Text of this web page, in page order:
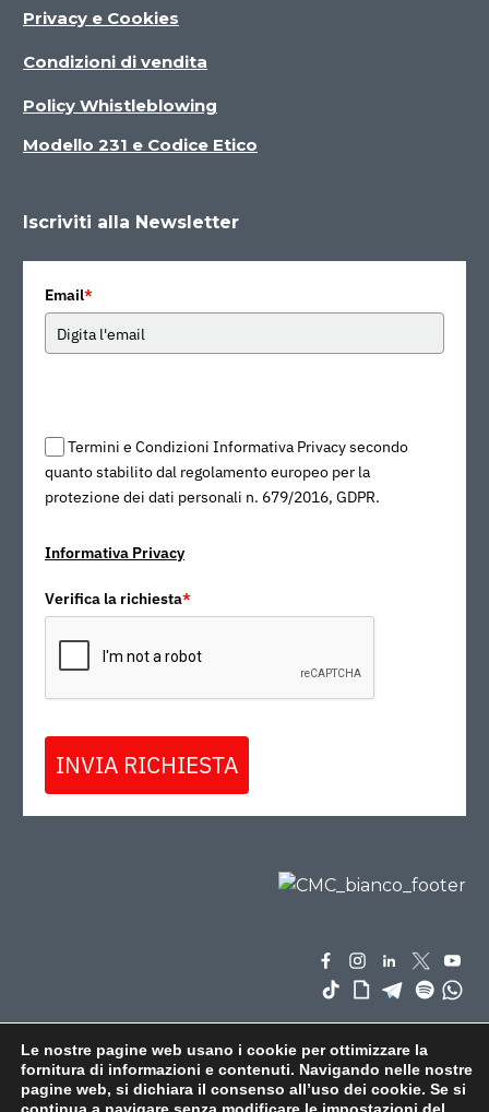
Privacy e Cookies
Condizioni di vendita
Policy Whistleblowing
Modello 231 e Codice Etico
Iscriviti alla Newsletter
Email*
Termini e Condizioni Informativa Privacy secondo
quanto stabilito dal regolamento europeo per la
protezione dei dati personali n. 679/2016, GDPR.
Informativa Privacy
Verifica la richiesta*
INVIA RICHIESTA
Le nostre pagine web usano i cookie per ottimizzare la
fornitura di informazioni e contenuti. Navigando nelle nostre
pagine web, si dichiara il consenso all’uso dei cookie. Se si